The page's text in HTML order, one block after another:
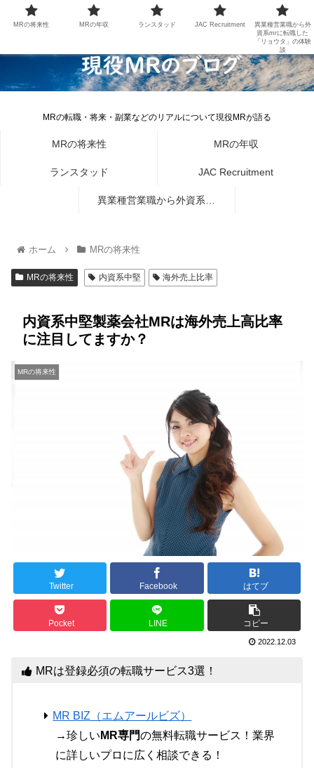
MRの転職・将来・副業などのリアルについて現役MRが語る
MRの将来性 MRの年収
ランスタッド JAC Recruitment
異業種営業職から外資系mr
ホーム MRの将来性
MRの将来性 内資系中堅 海外売上比率
内資系中堅製薬会社MRは海外売上高比率
に注目してますか？
MRの将来性
Twitter Facebook はてブ
Pocket LINE コピー
2022.12.03
MRは登録必須の転職サービス3選！
MR BIZ（エムアールビズ）
→珍しい MR専門の無料転職サービス！業界
に詳しいプロに広く相談できる！
MRの将来性 MRの年収 ランスタッド JAC Recruitment
異業種営業職から外
資系mrに転職した
「リョウタ」の体験
談